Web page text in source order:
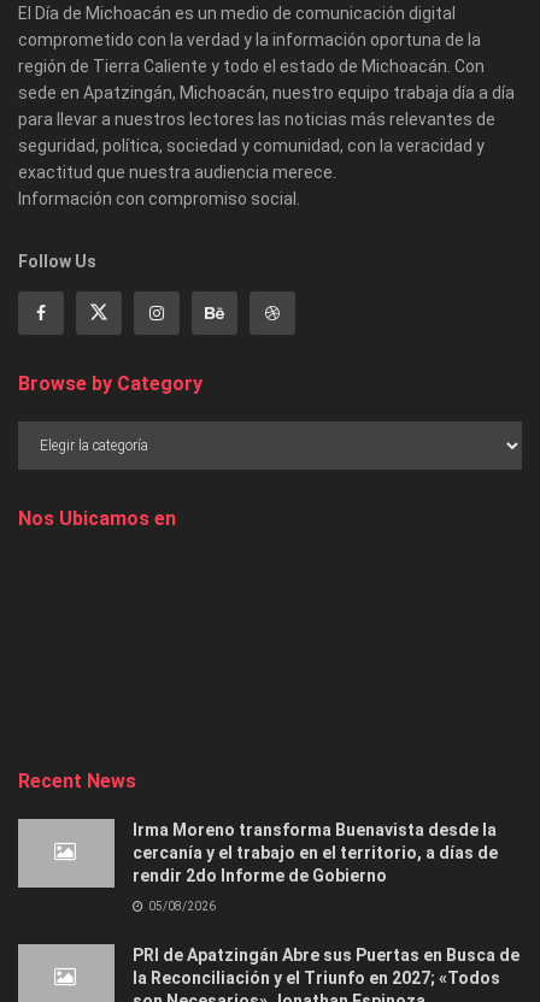
El Día de Michoacán es un medio de comunicación digital
comprometido con la verdad y la información oportuna de la
región de Tierra Caliente y todo el estado de Michoacán. Con
sede en Apatzingán, Michoacán, nuestro equipo trabaja día a día
para llevar a nuestros lectores las noticias más relevantes de
seguridad, política, sociedad y comunidad, con la veracidad y
exactitud que nuestra audiencia merece.
Información con compromiso social.
Follow Us
Browse by Category
Nos Ubicamos en
Recent News
Irma Moreno transforma Buenavista desde la
cercanía y el trabajo en el territorio, a días de
rendir 2do Informe de Gobierno
05/08/2026
PRI de Apatzingán Abre sus Puertas en Busca de
la Reconciliación y el Triunfo en 2027; «Todos